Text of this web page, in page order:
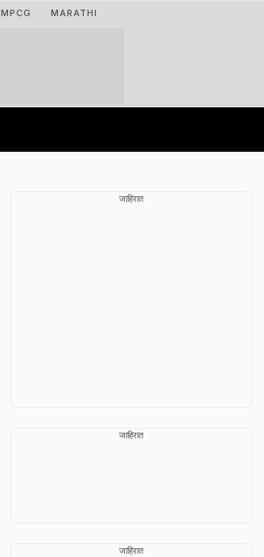
MPCG MARATHI
जाहिरात
जाहिरात
जाहिरात